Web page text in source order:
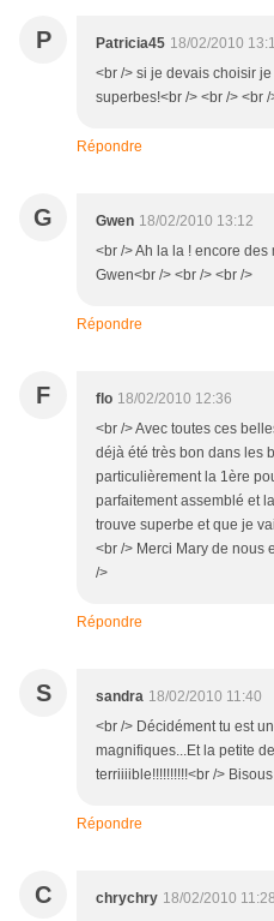
P Patricia45 18/02/2010
<br /> si je devais choisir
superbes!<br /> <br /> <br /
Répondre
G Gwen 18/02/2010 13:12
<br /> Ah la la ! encore
Gwen<br /> <br /> <br />
Répondre
F flo 18/02/2010 12:36
<br /> Avec toutes ces
déjà été très bon dans les
particulièrement la 1ère
parfaitement assemblé et
trouve superbe et que je
<br /> Merci Mary de nous
/>
Répondre
S sandra 18/02/2010 11:40
<br /> Décidément tu est
magnifiques...Et la petite
terriiiible!!!!!!!!!!<br />
Répondre
C chrychry 18/02/2010 11:28